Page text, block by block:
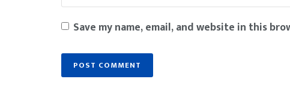
Save my name, email, and website in this